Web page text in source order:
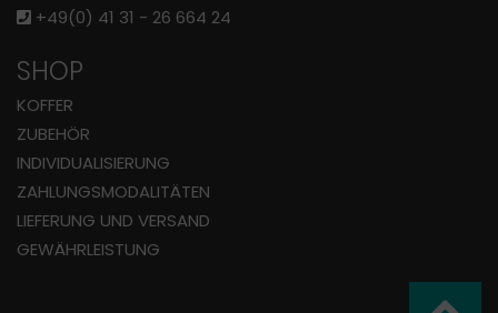
+49(0) 41 31 - 26 664 24
SHOP
KOFFER
ZUBEHÖR
INDIVIDUALISIERUNG
ZAHLUNGS­MODALITÄTEN
LIEFERUNG UND VERSAND
GEWÄHRLEISTUNG